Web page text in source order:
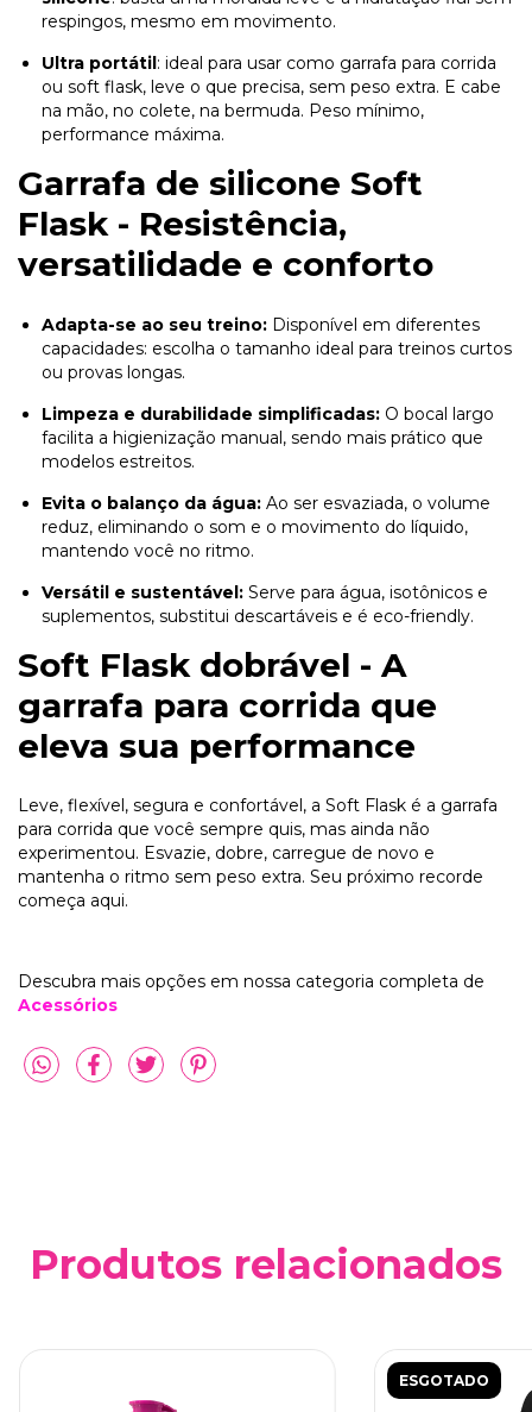
respingos, mesmo em movimento.
Ultra portátil: ideal para usar como garrafa para corrida
ou soft flask, leve o que precisa, sem peso extra. E cabe
na mão, no colete, na bermuda. Peso mínimo,
performance máxima.
Garrafa de silicone Soft
Flask - Resistência,
versatilidade e conforto
Adapta-se ao seu treino: Disponível em diferentes
capacidades: escolha o tamanho ideal para treinos curtos
ou provas longas.
Limpeza e durabilidade simplificadas: O bocal largo
facilita a higienização manual, sendo mais prático que
modelos estreitos.
Evita o balanço da água: Ao ser esvaziada, o volume
reduz, eliminando o som e o movimento do líquido,
mantendo você no ritmo.
Versátil e sustentável: Serve para água, isotônicos e
suplementos, substitui descartáveis e é eco-friendly.
Soft Flask dobrável - A
garrafa para corrida que
eleva sua performance
Leve, flexível, segura e confortável, a Soft Flask é a garrafa
para corrida que você sempre quis, mas ainda não
experimentou. Esvazie, dobre, carregue de novo e
mantenha o ritmo sem peso extra. Seu próximo recorde
começa aqui.
Descubra mais opções em nossa categoria completa de
Acessórios
Produtos relacionados
ESGOTADO